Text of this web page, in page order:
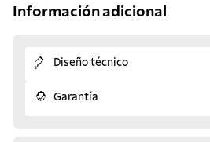
Información adicional
Diseño técnico
Garantía